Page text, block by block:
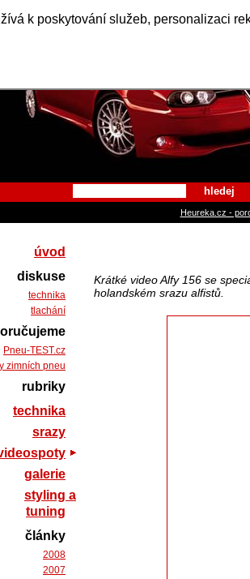
k poskytování služeb, personalizaci
Alfa
hledej
Heureka.cz -
Krátké video Alfy 156 se
holandském srazu alfistů.
úvod
diskuse
technika
tlachání
Pneu-TEST.cz
zimních pneu
rubriky
technika
srazy
galerie
styling a
tuning
články
2008
2007